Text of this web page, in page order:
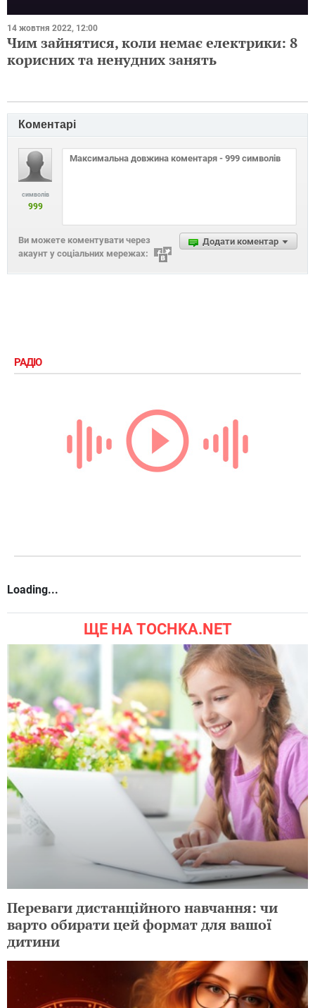
14 жовтня 2022, 12:00
Чим зайнятися, коли немає електрики: 8
корисних та ненудних занять
Коментарі
символів
999
Додати коментар
Ви можете коментувати через
акаунт у соціальних мережах:
РАДІО
Loading...
ЩЕ НА TOCHKA.NET
Переваги дистанційного навчання: чи
варто обирати цей формат для вашої
дитини